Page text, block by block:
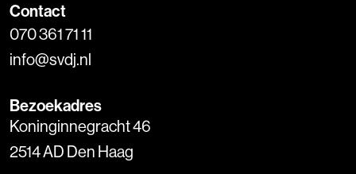
Contact
070 361 71 11
info@svdj.nl
Bezoekadres
Koninginnegracht 46
2514 AD Den Haag